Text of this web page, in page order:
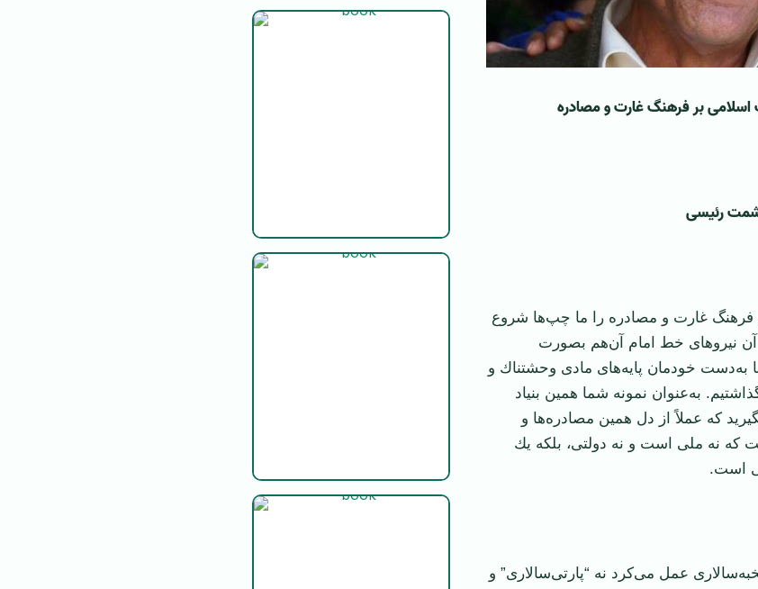
بر فرهنگ غارت و مصادره
رئیسی
فرهنگ غارت و مصادره را ما چپ‌ها شروع
آن نیروهای خط امام آن‌هم بصورت
ما به‌دست خودمان پایه‌های مادی وحشتناك و
به‌عنوان نمونه شما همین بنیاد
كه عملاً‌ از دل همین مصادره‌ها و
كه نه ملی است و نه دولتی، بلكه یك
است.
عمل می‌كرد نه “پارتی‌سالاری” و